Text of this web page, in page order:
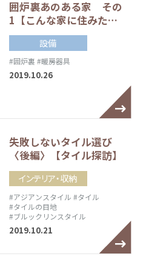
囲炉裏あのある家 その
1【こんな家に住みた…
設備
#囲炉裏 #暖房器具
2019.10.26
失敗しないタイル選び
〈後編〉【タイル探訪】
インテリア・収納
#アジアンスタイル #タイル
#タイルの目地
#ブルックリンスタイル
2019.10.21